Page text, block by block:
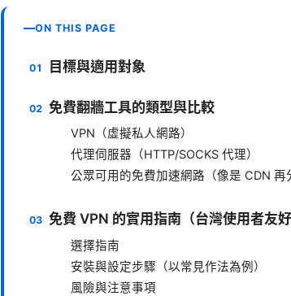
ON THIS PAGE
目標與適用對象
免費翻牆工具的類型與比較
VPN（虛擬私人網路）
代理伺服器（HTTP/SOCKS 代理）
公眾可用的免費加速網路（像是 CDN 再
免費 VPN 的實用指南（台灣使用者友好
選擇指南
安裝與設定步驟（以常見作法為例）
風險與注意事項